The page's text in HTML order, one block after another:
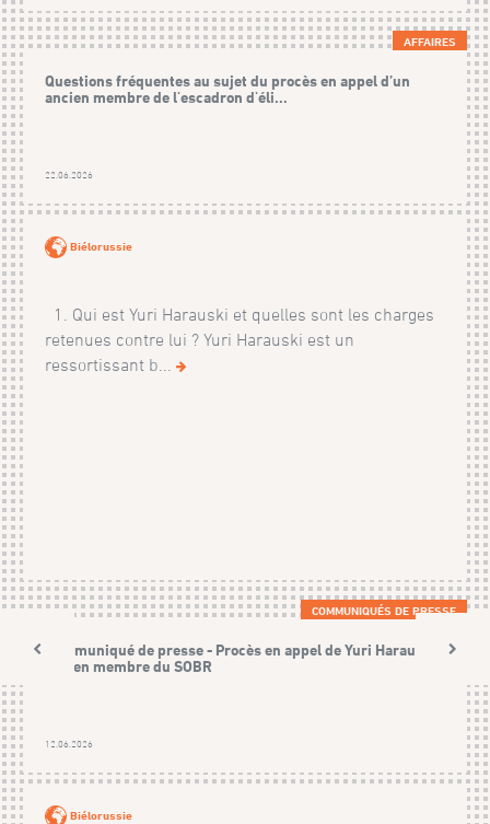
AFFAIRES
Questions fréquentes au sujet du procès en appel d’un
ancien membre de l'escadron d'éli...
22.06.2026
Biélorussie
1. Qui est Yuri Harauski et quelles sont les charges
retenues contre lui ? Yuri Harauski est un
ressortissant b...
COMMUNIQUÉS DE PRESSE
Communiqué de presse - Procès en appel de Yuri Harauski,
ancien membre du SOBR
12.06.2026
Biélorussie